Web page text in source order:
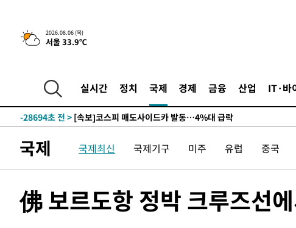
2026.08.06 (목)
서울 33.9℃
실시간 정치 국제 경제 금융 산업 IT·바
1시간 전 >[속보] "이란-오만, 호르무즈 해협 통행 항로 합의" 이란 외무부 대변
-30817초 전 >[속보]산업장관 "李정부, 원전 반대 안해…안정 전력 위해 불가
-28901초 전 >
[속보]산업장관 "美무역법 제301조 과잉생산 결과 발표 8월 중
-28694초 전 >
-27966초 전 > [속보]전남광주 초대 시민추천 부시장에 백승주·윤난실
-24094초 전 >
[속보]코스닥, 2.15포인트(0.27%) 내린 797.44 출발
-24077초 전 >[속보]코스피, 119.51포인트(1.81%) 내린 6478.75 개장
-20475초 전 > 서울 낮 39도 '폭염중대경보'…40도 관측 가능성도
국제 국제최신 국제기구 미주 유럽 중국
佛 보르도항 정박 크루즈선